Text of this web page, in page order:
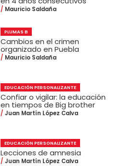
Mauricio Saldaña
PLUMAS B
Cambios en el crimen
organizado en Puebla
Mauricio Saldaña
EDUCACIÓN PERSONALIZANTE
Confiar o vigilar: la educación
en tiempos de Big brother
Juan Martín López Calva
EDUCACIÓN PERSONALIZANTE
Lecciones de amnesia
Juan Martín López Calva